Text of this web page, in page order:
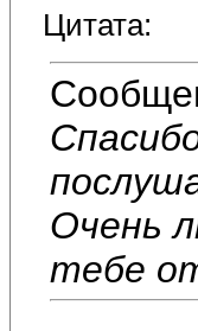
Цитата:
Очень
тебе